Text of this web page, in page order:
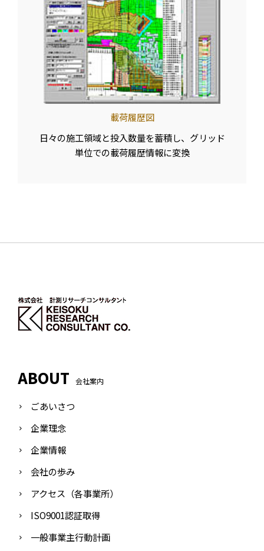
載荷履歴図
日々の施工領域と投入数量を蓄積し、グリッド
単位での載荷履歴情報に変換
ABOUT 会社案内
ごあいさつ
企業理念
企業情報
会社の歩み
アクセス（各事業所）
ISO9001認証取得
一般事業主行動計画